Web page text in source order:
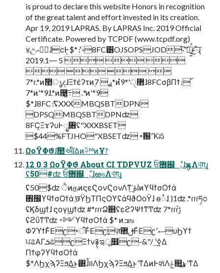
is proud to declare this website Honors in recognition
of the great talent and effort invested in its creation.
Apr 19, 2019 LAPRAS. By LAPRAS Inc. 2019 Official
Certificate. Powered by TCPDF (www.tcpdf.org)
४උظؒޙɺϲ݄Ͱ$*ެ։ ˞8FC͸OJSOPSJOD͞·ʹ͝ڠྗ͍͖ͨͩ·ͨ͠ɻ
2019.1― 5   
   
7*ɾ.*ͷࣾ಺ൃදɺΞϯέʔτͷ࣮ࢪ 7*ͷํ޲ੑ'*9ɺ8FCσβΠϯ։࢝
7*ͷ'*9ɺ.*ͷ࿩͠߹͍ .*ͷ'*9
$*ɺ8FCެ։ʢXXXMBQSBTDPN
DPSQMBQSBTDPNʣ
8FC͕ΞϫʔυͰೖ৆ʢ"XXXBSET
$44%FTJHO"XBSETʣ ৽ࣾ԰ʹҠస
ΩοΫΦϑɺࣾ಺આ໌ձͷࢿྉͷҰ෦
12 0 3 ΩοΫΦϑ About CI TDPVUZ ਓ޻஌ೳ͕ɺҳࡐΛ୳͠ग़͢ɻ
ʢ50#ʣ ਓ޻஌ೳ͕ɺఱ৬Λ୳͠ग़͢ɻ
ʢ50$ʣ ੈͷதͷϛεϚονϚονΛͳ͘͢ اۀͷϒϥϯσΟϯά
঎඼ϒϥϯσΟϯά ֤छΫϦΤΠςΟϒʢάϥϑΟοΫɺ ө૾ɺ )1ʣ .*ɾɾɾཧ೦
ʢϏδϣϯɺ ϛογϣϯʣ #*ɾɾɾՁ஋ʢεϩʔΨϯͳͲʣ 7*ɾɾɾࢹ֮
ʢϩΰͳͲʣ ࠾༻ϒϥϯσΟϯά $* ͷߏங
ΦʔϓϯͰ͋Εʗֵ৽ऀͰ͋Εʗٕज़ࢦ޲Ͱ͋Εʗސ٬υϦϒϯ
ਪଌΑΓܭଌʗΞϯν࿑ಇू໿ʗ-&"/ ʹ࣮ߦ͢Δ
ΠϯφʔϒϥϯσΟϯά
$*ΛϦχϡʔΞϧ͢Δ͜ͱ͸ɺࠜװΛϦχϡʔΞϧ͢Δ͜ͱʹͳΔͷͰશͯΛݟ௚͢͜ͱʹͳΔ